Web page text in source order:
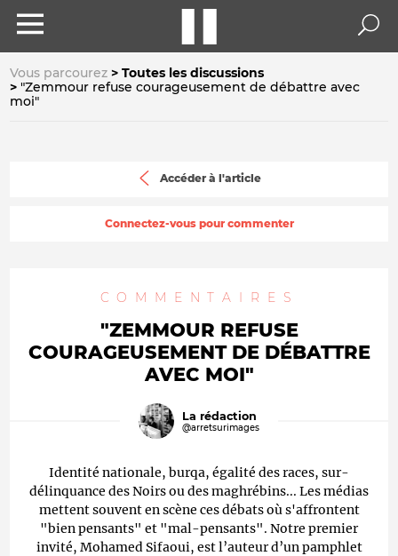
Vous parcourez
Toutes les discussions
"Zemmour refuse courageusement de débattre avec
moi"
Accéder à l'article
Connectez-vous pour commenter
COMMENTAIRES
"ZEMMOUR REFUSE
COURAGEUSEMENT DE DÉBATTRE
AVEC MOI"
La rédaction
@arretsurimages
Identité nationale, burqa, égalité des races, sur-
délinquance des Noirs ou des maghrébins... Les médias
mettent souvent en scène ces débats où s'affrontent
"bien pensants" et "mal-pensants". Notre premier
invité, Mohamed Sifaoui, est l’auteur d’un pamphlet